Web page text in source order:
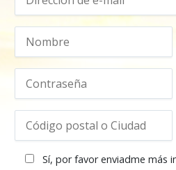
Sí, por favor enviadme más